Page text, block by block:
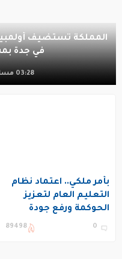
في جدة
03:28 مساءً, 29 Jul 2026
بأمر ملكي.. اعتماد نظام
التعليم العام لتعزيز
الحوكمة ورفع جودة
التعليم في المملكة
0
89498